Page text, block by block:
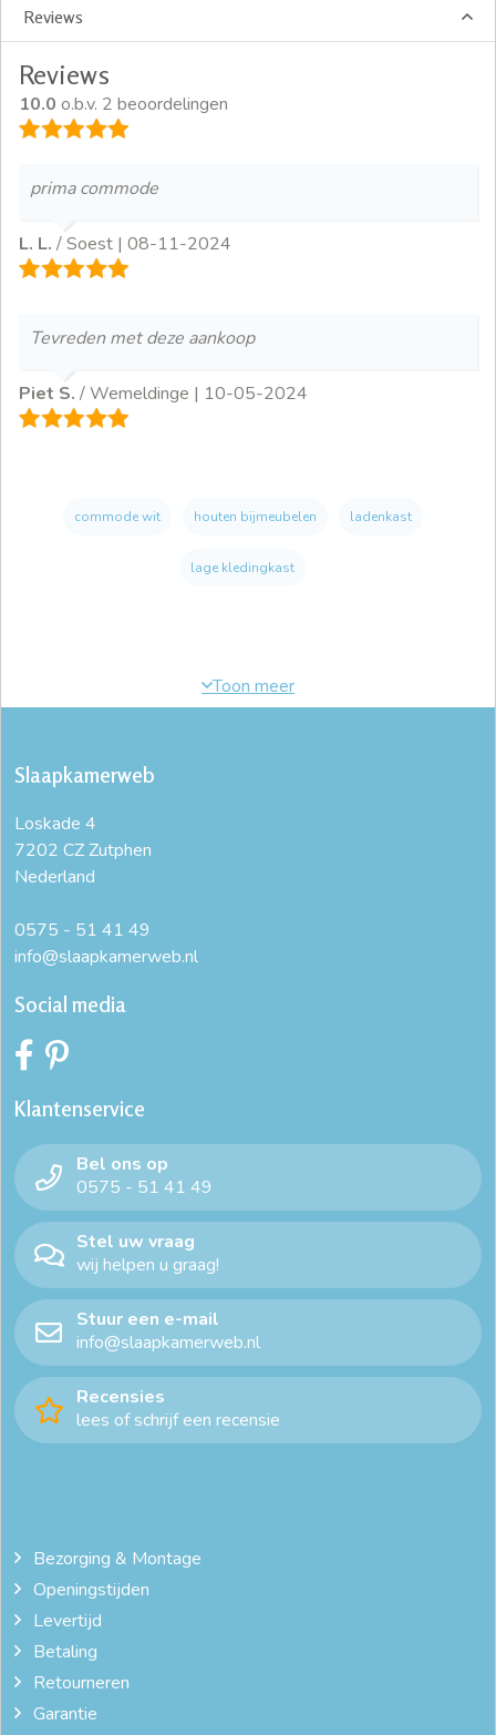
Reviews
Reviews
10.0 o.b.v. 2 beoordelingen
prima commode
L. L. / Soest | 08-11-2024
Tevreden met deze aankoop
Piet S. / Wemeldinge | 10-05-2024
commode wit houten bijmeubelen ladenkast
lage kledingkast
Slaapkamerweb
Loskade 4
7202 CZ Zutphen
Nederland
0575 - 51 41 49
info@slaapkamerweb.nl
Social media
Klantenservice
Bel ons op
0575 - 51 41 49
Stel uw vraag
wij helpen u graag!
Stuur een e-mail
info@slaapkamerweb.nl
Recensies
lees of schrijf een recensie
Bezorging & Montage
Openingstijden
Levertijd
Betaling
Retourneren
Garantie